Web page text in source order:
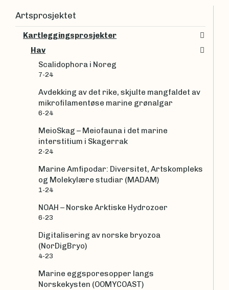
Artsprosjektet
Kartleggingsprosjekter
Hav
Scalidophora i Noreg
7-24
Avdekking av det rike, skjulte mangfaldet av
mikrofilamentøse marine grønalgar
6-24
MeioSkag – Meiofauna i det marine
interstitium i Skagerrak
2-24
Marine Amfipodar: Diversitet, Artskompleks
og Molekylære studiar (MADAM)
1-24
NOAH – Norske Arktiske Hydrozoer
6-23
Digitalisering av norske bryozoa
(NorDigBryo)
4-23
Marine eggsporesopper langs
Norskekysten (OOMYCOAST)